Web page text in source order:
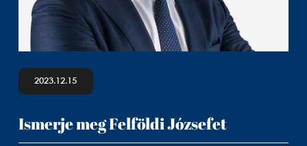
2023.12.15
Ismerje meg Felföldi Józsefet